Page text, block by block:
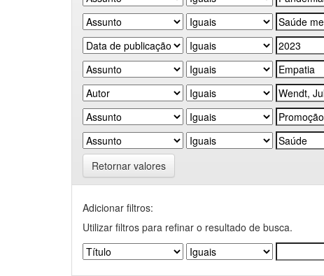
Retornar valores
Adicionar filtros:
Utilizar filtros para refinar o resultado de busca.